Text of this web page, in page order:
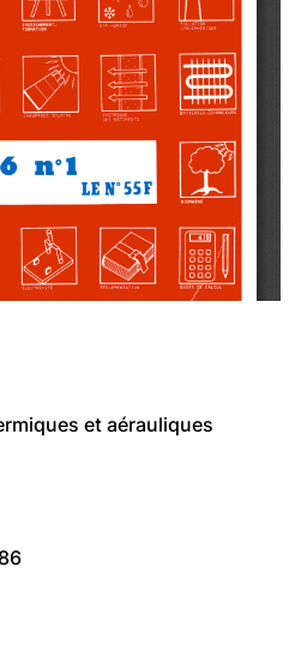
et aérauliques